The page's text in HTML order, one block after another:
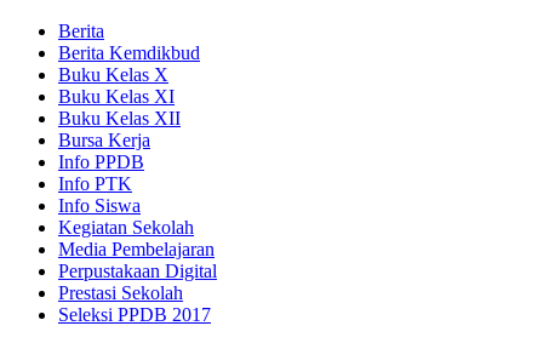
Berita
Berita Kemdikbud
Buku Kelas X
Buku Kelas XI
Buku Kelas XII
Bursa Kerja
Info PPDB
Info PTK
Info Siswa
Kegiatan Sekolah
Media Pembelajaran
Perpustakaan Digital
Prestasi Sekolah
Seleksi PPDB 2017